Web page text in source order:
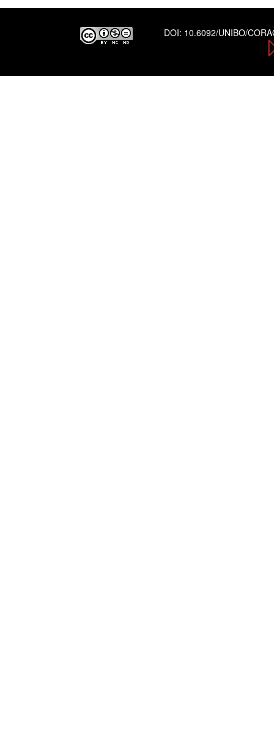
DOI: 10.6092/UNIBO/